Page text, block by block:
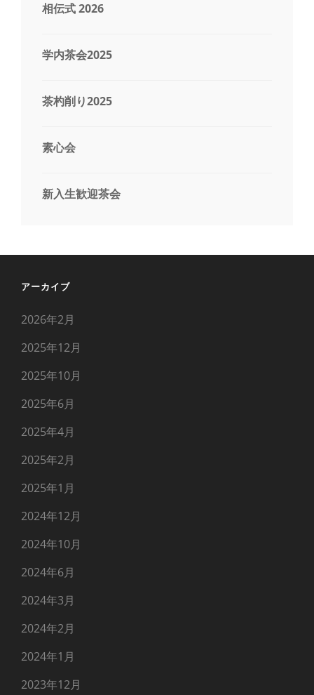
相伝式 2026
学内茶会2025
茶杓削り2025
素心会
新入生歓迎茶会
アーカイブ
2026年2月
2025年12月
2025年10月
2025年6月
2025年4月
2025年2月
2025年1月
2024年12月
2024年10月
2024年6月
2024年3月
2024年2月
2024年1月
2023年12月